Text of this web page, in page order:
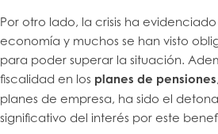
Por otro lado, la crisis ha
economía y muchos se han visto
para poder superar la situación.
fiscalidad en los planes de pensiones
planes de empresa, ha sido el
significativo del interés por este